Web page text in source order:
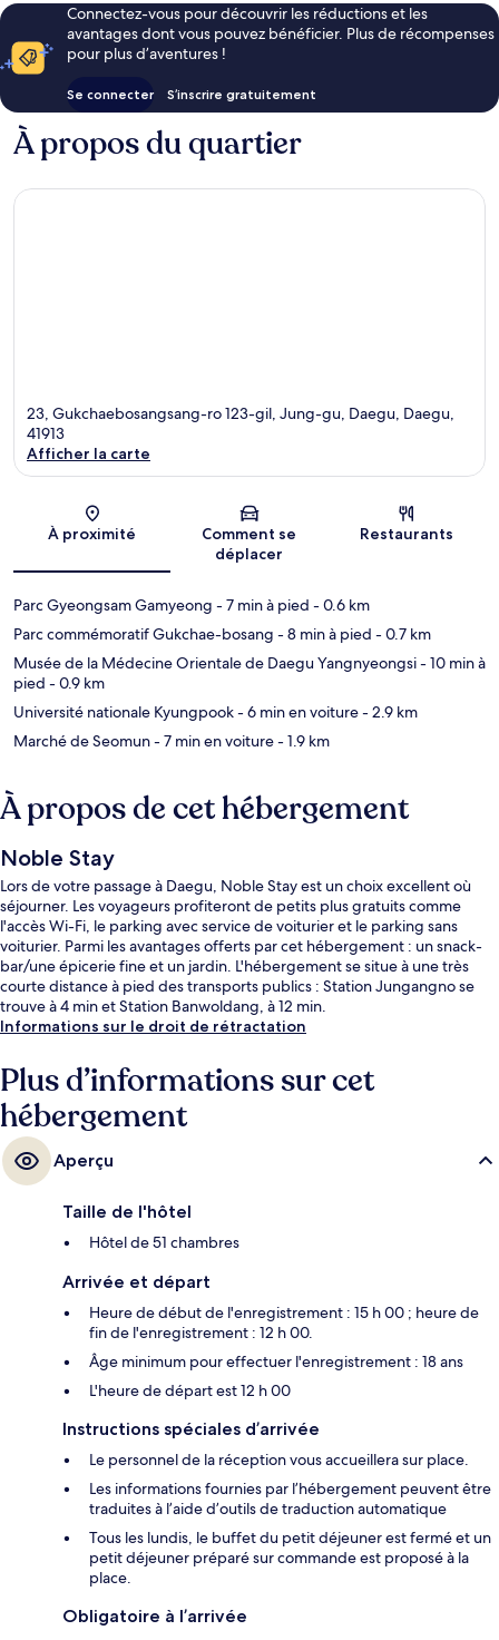
Connectez-vous pour découvrir les réductions et les
avantages dont vous pouvez bénéficier. Plus de récompenses
pour plus d’aventures !
Se connecter S’inscrire gratuitement
À propos du quartier
23, Gukchaebosangsang-ro 123-gil, Jung-gu, Daegu, Daegu,
41913
Afficher la carte
À proximité
Comment se
déplacer
Restaurants
Parc Gyeongsam Gamyeong - 7 min à pied - 0.6 km
Parc commémoratif Gukchae-bosang - 8 min à pied - 0.7 km
Musée de la Médecine Orientale de Daegu Yangnyeongsi- 10 min à
pied - 0.9 km
Université nationale Kyungpook- 6 min en voiture- 2.9 km
Marché de Seomun- 7 min en voiture- 1.9 km
À propos de cet hébergement
Noble Stay
Lors de votre passage à Daegu, Noble Stay est un choix excellent où
séjourner. Les voyageurs profiteront de petits plus gratuits comme
l'accès Wi-Fi, le parking avec service de voiturier et le parking sans
voiturier. Parmi les avantages offerts par cet hébergement : un snack-
bar/une épicerie fine et un jardin. L'hébergement se situe à une très
courte distance à pied des transports publics : Station Jungangno se
trouve à 4 min et Station Banwoldang, à 12 min.
Informations sur le droit de rétractation
Plus d’informations sur cet
hébergement
Aperçu
Taille de l'hôtel
Hôtel de 51 chambres
Arrivée et départ
Heure de début de l'enregistrement : 15 h 00 ; heure de
fin de l'enregistrement : 12 h 00.
Âge minimum pour effectuer l'enregistrement : 18 ans
L'heure de départ est 12 h 00
Instructions spéciales d’arrivée
Le personnel de la réception vous accueillera sur place.
Les informations fournies par l’hébergement peuvent être
traduites à l’aide d’outils de traduction automatique
Tous les lundis, le buffet du petit déjeuner est fermé et un
petit déjeuner préparé sur commande est proposé à la
place.
Obligatoire à l’arrivée